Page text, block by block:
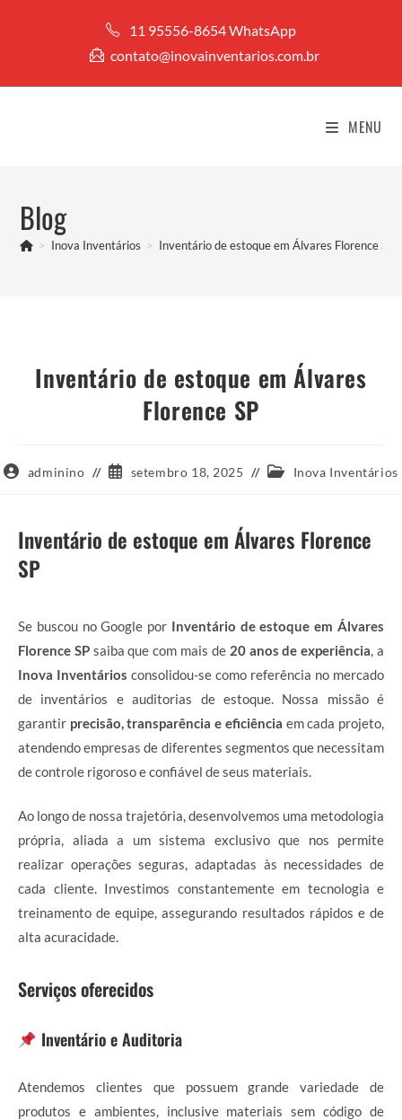
11 95556-8654 WhatsApp
contato@inovainventarios.com.br
MENU
Blog
> Inova Inventários > Inventário de estoque em Álvares Florence SP
Inventário de estoque em Álvares
Florence SP
Autoradminino
Postsetembro 18, 2025
Categoria
Inova Inventários
Inventário de estoque em Álvares Florence
SP
Se buscou no Google por Inventário de estoque em Álvares
Florence SPsaiba que com mais de 20 anos de experiência , a
Inova Inventários consolidou-se como referência no mercado
de inventários e auditorias de estoque. Nossa missão é
garantir precisão, transparência e eficiência em cada projeto,
atendendo empresas de diferentes segmentos que necessitam
de controle rigoroso e confiável de seus materiais.
Ao longo de nossa trajetória, desenvolvemos uma metodologia
própria, aliada a um sistema exclusivo que nos permite
realizar operações seguras, adaptadas às necessidades de
cada cliente. Investimos constantemente em tecnologia e
treinamento de equipe, assegurando resultados rápidos e de
alta acuracidade.
Serviços oferecidos
Inventário e Auditoria
Atendemos clientes que possuem grande variedade de
produtos e ambientes, inclusive materiais sem código de